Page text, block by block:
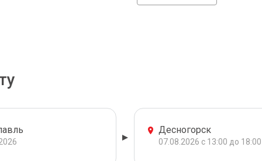
Десногорск
07.08.2026 с 13:00 до 18:00